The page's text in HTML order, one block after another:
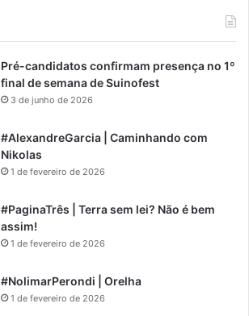
Pré-candidatos confirmam presença no 1º
final de semana de Suinofest
3 de junho de 2026
#AlexandreGarcia | Caminhando com
Nikolas
1 de fevereiro de 2026
#PaginaTrês | Terra sem lei? Não é bem
assim!
1 de fevereiro de 2026
#NolimarPerondi | Orelha
1 de fevereiro de 2026